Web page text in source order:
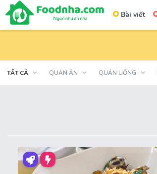
Bài viết
TẤT CẢ QUÁN ĂN QUÁN UỐNG